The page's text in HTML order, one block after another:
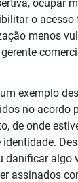
ocupar
o acesso
menos
exemplo
no acordo
de onde
danificar algo
assinados